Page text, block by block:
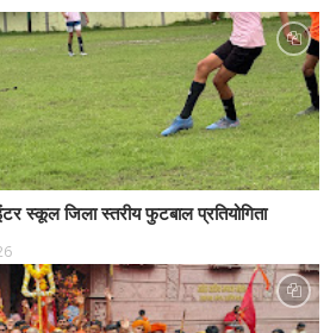
स्कूल जिला स्तरीय फुटबाल प्रतियोगिता